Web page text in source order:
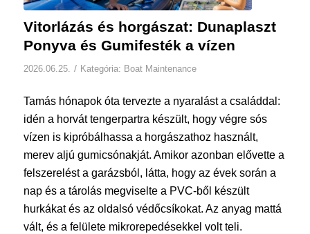
Vitorlázás és horgászat: Dunaplaszt
Ponyva és Gumifesték a vízen
2026.06.25. / Kategória: Boat Maintenance
Tamás hónapok óta tervezte a nyaralást a családdal:
idén a horvát tengerpartra készült, hogy végre sós
vízen is kipróbálhassa a horgászathoz használt,
merev aljú gumicsónakját. Amikor azonban elővette a
felszerelést a garázsból, látta, hogy az évek során a
nap és a tárolás megviselte a PVC-ből készült
hurkákat és az oldalsó védőcsíkokat. Az anyag mattá
vált, és a felülete mikrorepedésekkel volt teli.